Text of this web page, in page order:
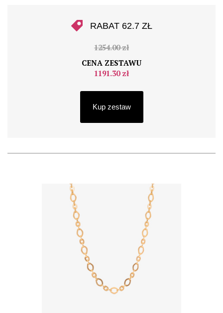
RABAT 62.7 ZŁ
1254.00 zł
CENA ZESTAWU
1191.30 zł
Kup zestaw